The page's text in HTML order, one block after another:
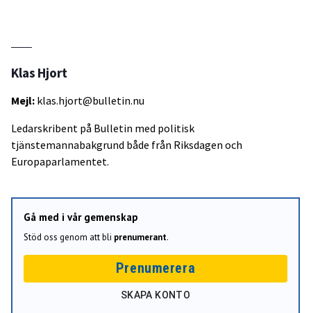
Klas Hjort
Mejl: klas.hjort@bulletin.nu
Ledarskribent på Bulletin med politisk
tjänstemannabakgrund både från Riksdagen och
Europaparlamentet.
Gå med i vår gemenskap
Stöd oss genom att bli prenumerant.
Prenumerera
SKAPA KONTO